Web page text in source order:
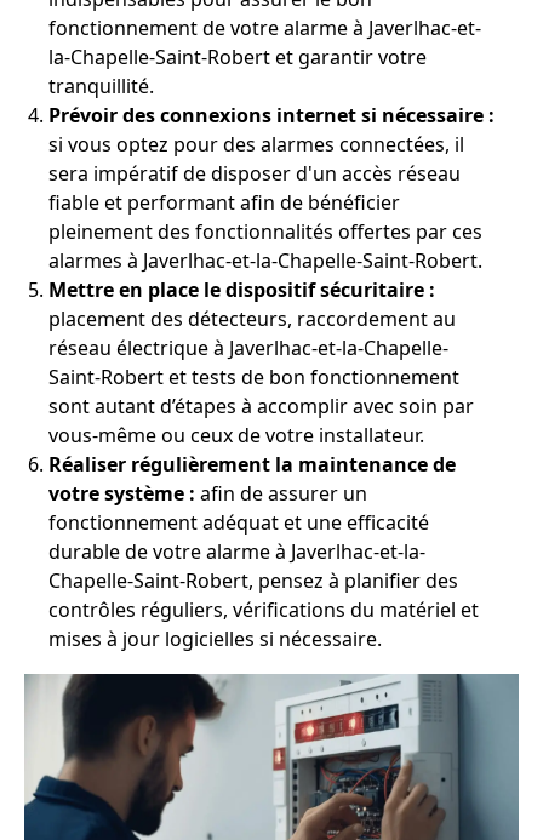
fonctionnement de votre alarme à Javerlhac-et-
la-Chapelle-Saint-Robert et garantir votre
tranquillité.
Prévoir des connexions internet si nécessaire :
si vous optez pour des alarmes connectées, il
sera impératif de disposer d'un accès réseau
fiable et performant afin de bénéficier
pleinement des fonctionnalités offertes par ces
alarmes à Javerlhac-et-la-Chapelle-Saint-Robert.
Mettre en place le dispositif sécuritaire :
placement des détecteurs, raccordement au
réseau électrique à Javerlhac-et-la-Chapelle-
Saint-Robert et tests de bon fonctionnement
sont autant d’étapes à accomplir avec soin par
vous-même ou ceux de votre installateur.
Réaliser régulièrement la maintenance de
votre système : afin de assurer un
fonctionnement adéquat et une efficacité
durable de votre alarme à Javerlhac-et-la-
Chapelle-Saint-Robert, pensez à planifier des
contrôles réguliers, vérifications du matériel et
mises à jour logicielles si nécessaire.